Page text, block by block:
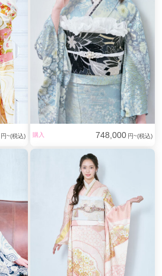
円~(税込) 購入 748,000 円~(税込)